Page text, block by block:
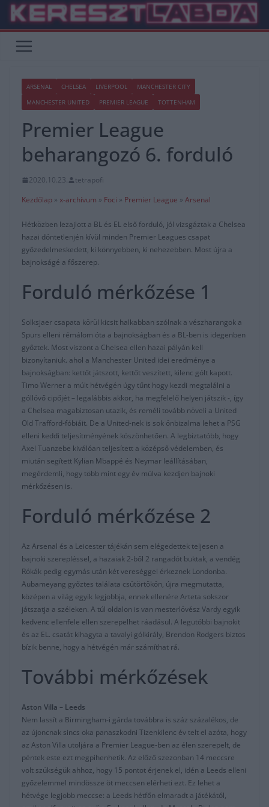
Skip
content
ARSENAL CHELSEA LIVERPOOL
MANCHESTER CITY
MANCHESTER UNITED
PREMIER LEAGUE TOTTENHAM
Premier League
beharangozó 6. forduló
2020.10.23.
tetrapofi
Kezdőlap » x-archívum » Foci » Premier League » Arsenal
Hétközben lezajlott a BL és EL első forduló, jól vizsgáztak a Chelsea
hazai döntetlenjén kívül minden Premier Leagues csapat
győzedelmeskedett, ki könnyebben, ki nehezebben. Most újra a
bajnokságé a főszerep.
Forduló mérkőzése 1
Solksjaer csapata körül kicsit halkabban szólnak a vészharangok a
Spurs elleni rémálom óta a bajnokságban és a BL-ben is idegenben
győztek. Most viszont a Chelsea ellen hazai pályán kell
bizonyítaniuk. ahol a Manchester United idei eredménye a
bajnokságban: kettőt játszott, kettőt veszített, kilenc gólt kapott.
Timo Werner a múlt hétvégén úgy tűnt hogy kezdi megtalálni a
góllövő cipőjét – legalábbis akkor, ha megfelelő helyen játszik -, így
a Chelsea magabiztosan utazik, és reméli tovább növeli a United
Old Trafford-fóbiáit. De a United-nek is sok önbizalma lehet a PSG
elleni keddi teljesítményének köszönhetően. A legbiztatóbb, hogy
Axel Tuanzebe kiválóan teljesített a középső védelemben, és
miután segített Kylian Mbappé és Neymar leállításában,
megérdemli, hogy több mint egy év múlva kezdjen bajnoki
mérkőzésen is.
Forduló mérkőzése 2
Az Arsenal és a Leicester tájékán sem elégedettek teljesen a
bajnoki szerepléssel, a hazaiak 2-ből 2 rangadót buktak, a vendég
Rókák pedig egymás után két vereséggel érkeznek Londonba.
Aubameyang győztes találata csütörtökön, újra megmutatta,
középen a világ egyik legjobbja, ennek ellenére Arteta sokszor
játszatja a széleken. A túl oldalon is van mesterlövész Vardy egyik
kedvenc ellenfele ellen szerepelhet ráadásul. A legutóbbi bajnokit
és az EL. csatát kihagyta a tavalyi gólkirály, Brendon Rodgers biztos
bízik benne, hogy a hétvégén már számíthat rá.
További mérkőzések
Aston Villa – Leeds
Nem lassít a Birmingham-i gárda továbbra is száz százalékos, de
az újoncnak sincs oka panaszkodni Tizenkilenc év telt el azóta, hogy
az Aston Villa utoljára a Premier League-ben az élen szerepelt, de
péntek este ezt megpihenhetik. Az előző szezonban 14 meccsre
volt szükségük ahhoz, hogy 15 pontot érjenek el, idén a Leeds elleni
győzelemmel mindössze öt meccsen elérheti ezt. Ez lehet a
hétvége legjobb meccse: a Leeds hétfőn elmaradt a játékától,